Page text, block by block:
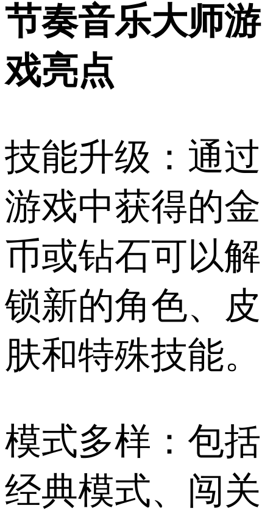
节奏音乐大师游
戏亮点
技能升级：通过
游戏中获得的金
币或钻石可以解
锁新的角色、皮
肤和特殊技能。
模式多样：包括
经典模式、闯关